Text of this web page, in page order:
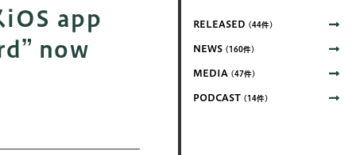
iOS app
now
RELEASED (44件)
NEWS (160件)
MEDIA (47件)
PODCAST (14件)